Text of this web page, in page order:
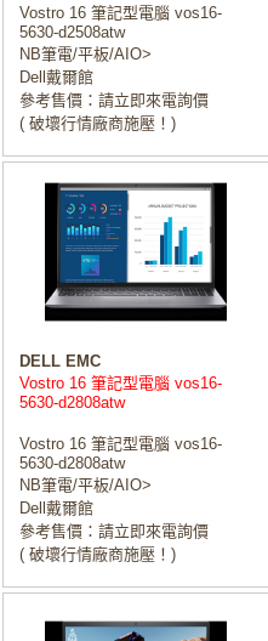
Vostro 16 筆記型電腦 vos16-
5630-d2508atw
NB筆電/平板/AIO>
Dell戴爾館
參考售價：請立即來電詢價
( 破壞行情廠商施壓！)
DELL EMC
Vostro 16 筆記型電腦 vos16-
5630-d2808atw
Vostro 16 筆記型電腦 vos16-
5630-d2808atw
NB筆電/平板/AIO>
Dell戴爾館
參考售價：請立即來電詢價
( 破壞行情廠商施壓！)